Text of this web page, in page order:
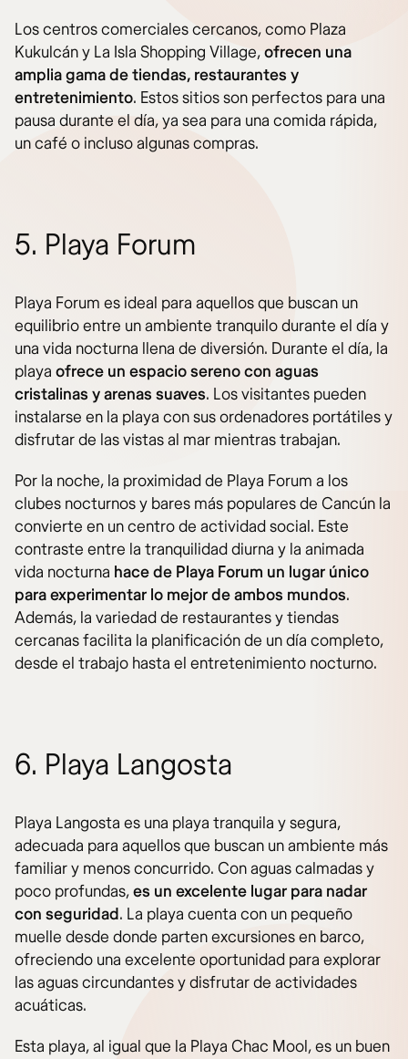
Los centros comerciales cercanos, como Plaza
Kukulcán y La Isla Shopping Village,ofrecen una
amplia gama de tiendas, restaurantes y
entretenimiento. Estos sitios son perfectos para una
pausa durante el día, ya sea para una comida rápida,
un café o incluso algunas compras.
5. Playa Forum
Playa Forum es ideal para aquellos que buscan un
equilibrio entre un ambiente tranquilo durante el día y
una vida nocturna llena de diversión. Durante el día, la
playa ofrece un espacio sereno con aguas
cristalinas y arenas suaves. Los visitantes pueden
instalarse en la playa con sus ordenadores portátiles y
disfrutar de las vistas al mar mientras trabajan.
Por la noche, la proximidad de Playa Forum a los
clubes nocturnos y bares más populares de Cancún la
convierte en un centro de actividad social. Este
contraste entre la tranquilidad diurna y la animada
vida nocturna hace de Playa Forum un lugar único
para experimentar lo mejor de ambos mundos.
Además, la variedad de restaurantes y tiendas
cercanas facilita la planificación de un día completo,
desde el trabajo hasta el entretenimiento nocturno.
6. Playa Langosta
Playa Langosta es una playa tranquila y segura,
adecuada para aquellos que buscan un ambiente más
familiar y menos concurrido. Con aguas calmadas y
poco profundas,es un excelente lugar para nadar
con seguridad. La playa cuenta con un pequeño
muelle desde donde parten excursiones en barco,
ofreciendo una excelente oportunidad para explorar
las aguas circundantes y disfrutar de actividades
acuáticas.
Esta playa, al igual que la Playa Chac Mool, es un buen